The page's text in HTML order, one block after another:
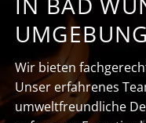
UMGEBUNG
Wir bieten
Unser erfahrenes
umweltfreundliche